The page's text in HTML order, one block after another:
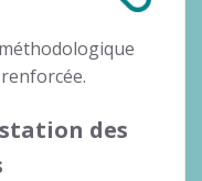
méthodologique
des